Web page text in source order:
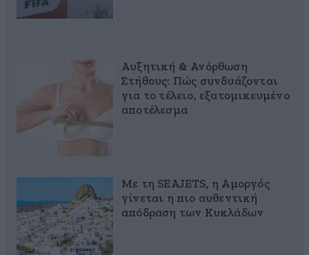
Αυξητική & Ανόρθωση
Στήθους: Πώς συνδυάζονται
για το τέλειο, εξατομικευμένο
αποτέλεσμα
Με τη SEAJETS, η Αμοργός
γίνεται η πιο αυθεντική
απόδραση των Κυκλάδων